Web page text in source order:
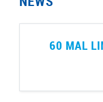
60 MAL